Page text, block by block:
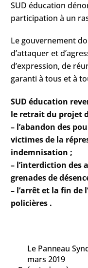
SUD éducation
participation à un
Le gouvernement
d’attaquer et
d’expression, de
garanti à tous et à
SUD éducation
le retrait du projet
– l’abandon des
victimes de la
indemnisation ;
– l’interdiction des
grenades de
– l’arrêt et la fin de
policières .
Le Panneau
mars 2019